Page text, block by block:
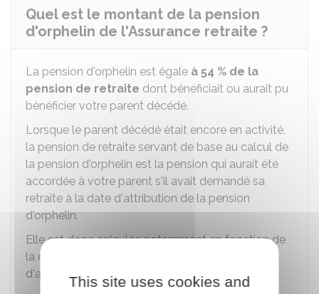
Quel est le montant de la pension
d'orphelin de l'Assurance retraite ?
La pension d'orphelin est égale à 54 % de la
pension de retraite dont bénéficiait ou aurait pu
bénéficier votre parent décédé.
Lorsque le parent décédé était encore en activité,
la pension de retraite servant de base au calcul de
la pension d'orphelin est la pension qui aurait été
accordée à votre parent s'il avait demandé sa
retraite à la date d'attribution de la pension
d'orphelin.
Elle est donc calculée notamment en fonction de
la durée d'assurance retraite du défunt à la date
d'attribution de la pension d'orphelin.
This site uses cookies and